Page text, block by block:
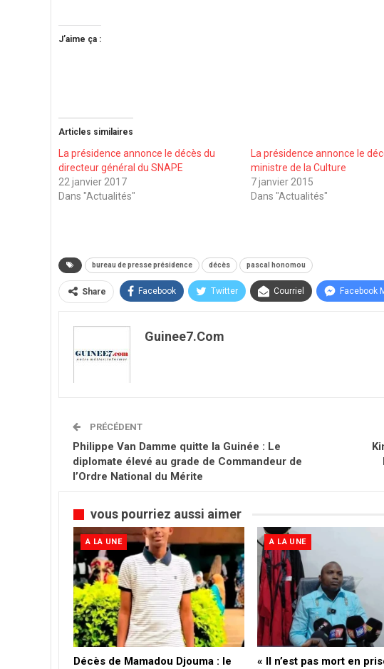
J’aime ça :
Articles similaires
La présidence annonce le décès du
directeur général du SNAPE
22 janvier 2017
Dans "Actualités"
La présidence annonce le
ministre de la Culture
7 janvier 2015
Dans "Actualités"
bureau de presse présidence décès pascal honomou
Share Facebook Twitter Courriel Facebook
Guinee7.com
PRÉCÉDENT
Philippe Van Damme quitte la Guinée : Le
diplomate élevé au grade de Commandeur de
l’Ordre National du Mérite
vous pourriez aussi aimer
A LA UNE
Décès de Mamadou Djouma : le
A LA UNE
« Il n’est pas mort en